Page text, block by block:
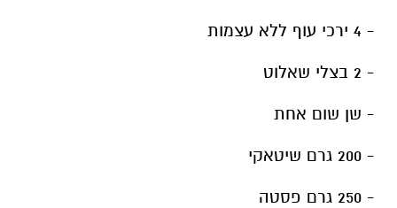
- 4 ירכי עוף ללא עצמות
- 2 בצלי שאלוט
- שן שום אחת
- 200 גרם שיטאקי
- 250 גרם פסטה